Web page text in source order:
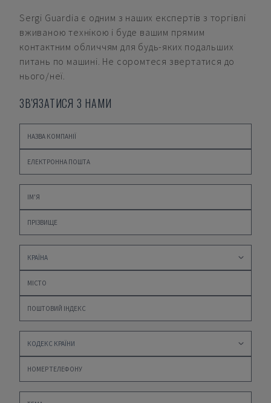
Sergi Guardia є одним з наших експертів з торгівлі
вживаною технікою і буде вашим прямим
контактним обличчям для будь-яких подальших
питань по машині. Не соромтеся звертатися до
нього/неї.
ЗВ'ЯЗАТИСЯ З НАМИ